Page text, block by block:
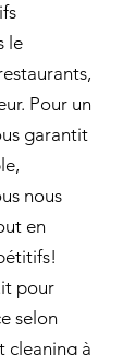
le
Pour un
garantit
nous
en
pour
selon
cleaning à